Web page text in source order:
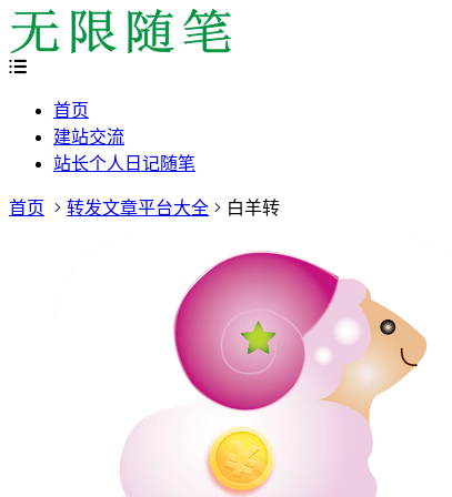
首页
建站交流
站长个人日记随笔
首页 转发文章平台大全 白羊转